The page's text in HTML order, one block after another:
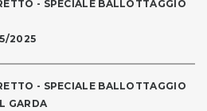
- SPECIALE BALLOTTAGGIO
2025
- SPECIALE BALLOTTAGGIO
GARDA